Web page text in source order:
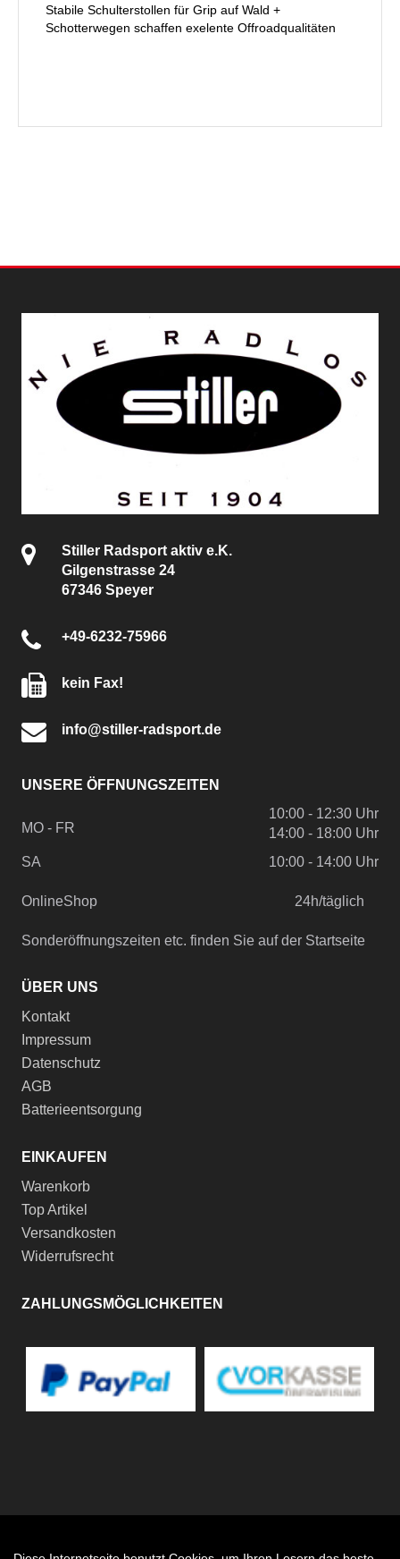
Stabile Schulterstollen für Grip auf Wald +
Schotterwegen schaffen exelente Offroadqualitäten
Stiller Radsport aktiv e.K.
Gilgenstrasse 24
67346 Speyer
+49-6232-75966
kein Fax!
info@stiller-radsport.de
UNSERE ÖFFNUNGSZEITEN
MO - FR
10:00 - 12:30 Uhr
14:00 - 18:00 Uhr
SA
10:00 - 14:00 Uhr
OnlineShop 24h/täglich
Sonderöffnungszeiten etc. finden Sie auf der Startseite
ÜBER UNS
Kontakt
Impressum
Datenschutz
AGB
Batterieentsorgung
EINKAUFEN
Warenkorb
Top Artikel
Versandkosten
Widerrufsrecht
ZAHLUNGSMÖGLICHKEITEN